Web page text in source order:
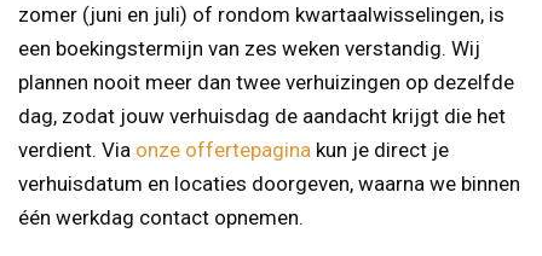
zomer (juni en juli) of rondom kwartaalwisselingen, is
een boekingstermijn van zes weken verstandig. Wij
plannen nooit meer dan twee verhuizingen op dezelfde
dag, zodat jouw verhuis­dag de aandacht krijgt die het
verdient. Via onze offertepagina kun je direct je
verhuisdatum en locaties doorgeven, waarna we binnen
één werkdag contact opnemen.